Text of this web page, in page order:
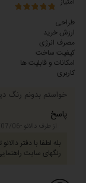
طراحی
ارزش خرید
مصرف انرژی
کیفیت ساخت
امکانات و قابلیت ها
کاربری
خواستم بدونم رنگ
پاسخ
از طرف دالانو -1398/07/06 12:12
بله لطفا با دفتر
رنگهای سایت